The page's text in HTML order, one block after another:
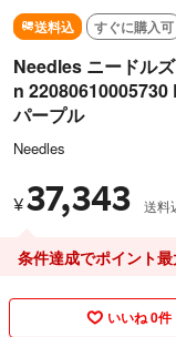
送料込 すぐに購入可
Needles ニードル
n 22080610005730
パープル
Needles
¥37,343 送料
条件達成でポイント
いいね 0件